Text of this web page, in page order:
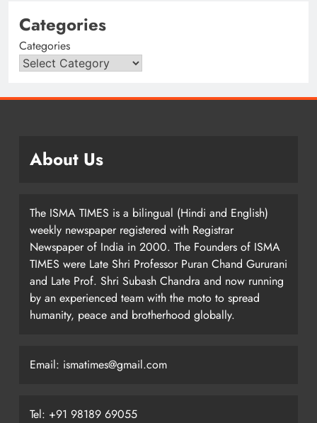
Categories
Categories
About Us
The ISMA TIMES is a bilingual (Hindi and English)
weekly newspaper registered with Registrar
Newspaper of India in 2000. The Founders of ISMA
TIMES were Late Shri Professor Puran Chand Gururani
and Late Prof. Shri Subash Chandra and now running
by an experienced team with the moto to spread
humanity, peace and brotherhood globally.
Email: ismatimes@gmail.com
Tel: +91 98189 69055